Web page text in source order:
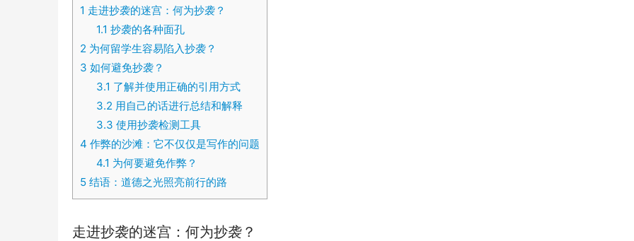
1 走进抄袭的迷宫：何为抄袭？
1.1 抄袭的各种面孔
2 为何留学生容易陷入抄袭？
3 如何避免抄袭？
3.1 了解并使用正确的引用方式
3.2 用自己的话进行总结和解释
3.3 使用抄袭检测工具
4 作弊的沙滩：它不仅仅是写作的问题
4.1 为何要避免作弊？
5 结语：道德之光照亮前行的路
走进抄袭的迷宫：何为抄袭？